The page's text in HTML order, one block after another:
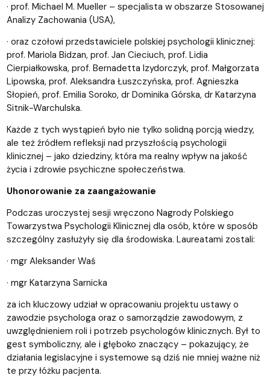
· prof. Michael M. Mueller – specjalista w obszarze Stosowanej
Analizy Zachowania (USA),
· oraz czołowi przedstawiciele polskiej psychologii klinicznej:
prof. Mariola Bidzan, prof. Jan Cieciuch, prof. Lidia
Cierpiałkowska, prof. Bernadetta Izydorczyk, prof. Małgorzata
Lipowska, prof. Aleksandra Łuszczyńska, prof. Agnieszka
Słopień, prof. Emilia Soroko, dr Dominika Górska, dr Katarzyna
Sitnik-Warchulska.
Każde z tych wystąpień było nie tylko solidną porcją wiedzy,
ale też źródłem refleksji nad przyszłością psychologii
klinicznej – jako dziedziny, która ma realny wpływ na jakość
życia i zdrowie psychiczne społeczeństwa.
Uhonorowanie za zaangażowanie
Podczas uroczystej sesji wręczono Nagrody Polskiego
Towarzystwa Psychologii Klinicznej dla osób, które w sposób
szczególny zasłużyły się dla środowiska. Laureatami zostali:
· mgr Aleksander Waś
· mgr Katarzyna Sarnicka
za ich kluczowy udział w opracowaniu projektu ustawy o
zawodzie psychologa oraz o samorządzie zawodowym, z
uwzględnieniem roli i potrzeb psychologów klinicznych. Był to
gest symboliczny, ale i głęboko znaczący – pokazujący, że
działania legislacyjne i systemowe są dziś nie mniej ważne niż
te przy łóżku pacjenta.